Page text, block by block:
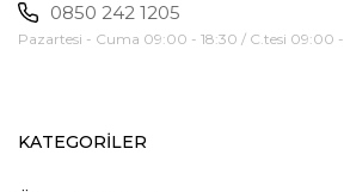
0850 242 1205
Pazartesi - Cuma 09:00 - 18:30 / C.tesi 09:00 -
KATEGORİLER